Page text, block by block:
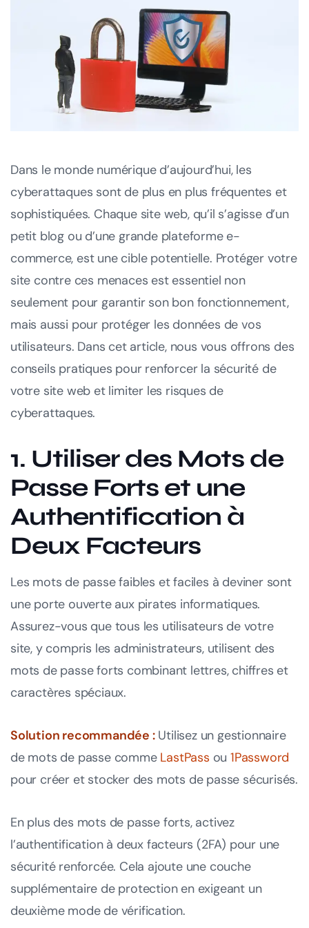
Dans le monde numérique d’aujourd’hui, les
cyberattaques sont de plus en plus fréquentes et
sophistiquées. Chaque site web, qu’il s’agisse d’un
petit blog ou d’une grande plateforme e-
commerce, est une cible potentielle. Protéger votre
site contre ces menaces est essentiel non
seulement pour garantir son bon fonctionnement,
mais aussi pour protéger les données de vos
utilisateurs. Dans cet article, nous vous offrons des
conseils pratiques pour renforcer la sécurité de
votre site web et limiter les risques de
cyberattaques.
1. Utiliser des Mots de
Passe Forts et une
Authentification à
Deux Facteurs
Les mots de passe faibles et faciles à deviner sont
une porte ouverte aux pirates informatiques.
Assurez-vous que tous les utilisateurs de votre
site, y compris les administrateurs, utilisent des
mots de passe forts combinant lettres, chiffres et
caractères spéciaux.
Solution recommandée :Utilisez un gestionnaire
de mots de passe comme LastPass ou1Password
pour créer et stocker des mots de passe sécurisés.
En plus des mots de passe forts, activez
l’authentification à deux facteurs (2FA) pour une
sécurité renforcée. Cela ajoute une couche
supplémentaire de protection en exigeant un
deuxième mode de vérification.